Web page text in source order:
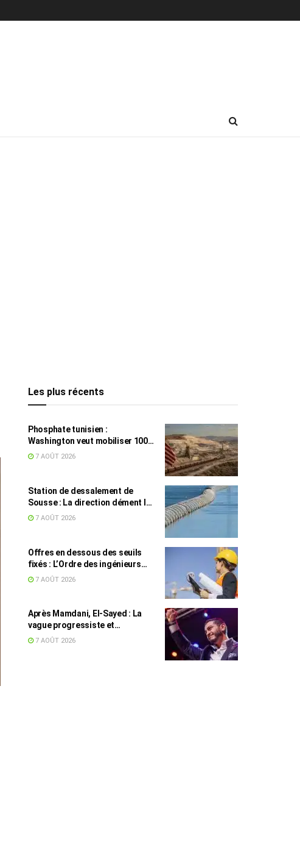
Les plus récents
Phosphate tunisien :
Washington veut mobiliser 100
millions de dollars, avec la Chine
7 AOÛT 2026
Station de dessalement de
Sousse : La direction dément les
rumeurs sur une eau impropre à
7 AOÛT 2026
Offres en dessous des seuils
fixés : L’Ordre des ingénieurs
hausse le ton
7 AOÛT 2026
Après Mamdani, El-Sayed : La
vague progressiste et
musulmane résiste à l’argent de
7 AOÛT 2026